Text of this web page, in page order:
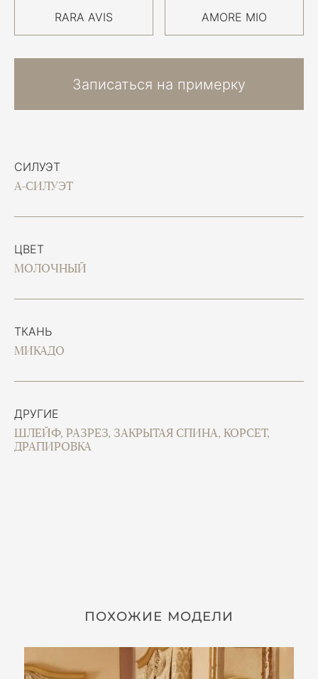
СИЛУЭТ
А-СИЛУЭТ
ЦВЕТ
МОЛОЧНЫЙ
ТКАНЬ
МИКАДО
ДРУГИЕ
ШЛЕЙФ, РАЗРЕЗ, ЗАКРЫТАЯ СПИНА, КОРСЕТ,
ДРАПИРОВКА
RARA AVIS AMORE MIO
Записаться на примерку
ПОХОЖИЕ МОДЕЛИ